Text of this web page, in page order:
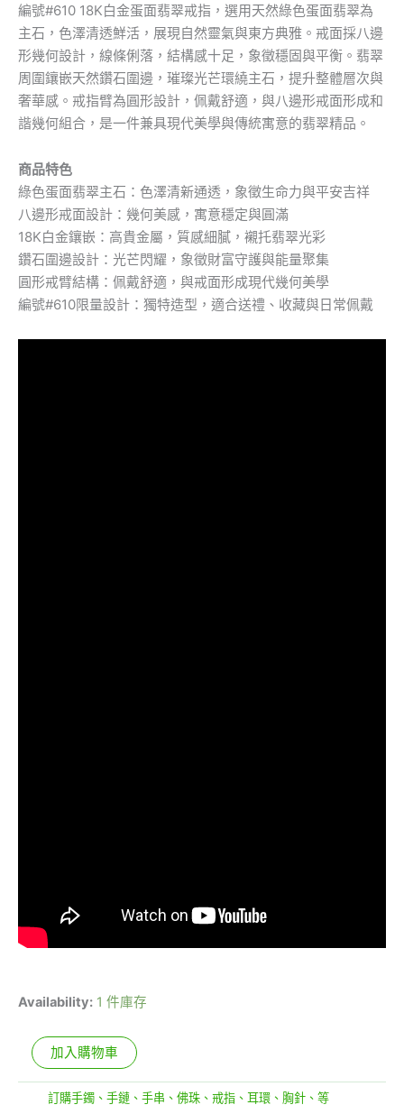
編號#610 18K白金蛋面翡翠戒指，選用天然綠色蛋面翡翠為
主石，色澤清透鮮活，展現自然靈氣與東方典雅。戒面採八邊
形幾何設計，線條俐落，結構感十足，象徵穩固與平衡。翡翠
周圍鑲嵌天然鑽石圍邊，璀璨光芒環繞主石，提升整體層次與
奢華感。戒指臂為圓形設計，佩戴舒適，與八邊形戒面形成和
諧幾何組合，是一件兼具現代美學與傳統寓意的翡翠精品。
商品特色
綠色蛋面翡翠主石：色澤清新通透，象徵生命力與平安吉祥
八邊形戒面設計：幾何美感，寓意穩定與圓滿
18K白金鑲嵌：高貴金屬，質感細膩，襯托翡翠光彩
鑽石圍邊設計：光芒閃耀，象徵財富守護與能量聚集
圓形戒臂結構：佩戴舒適，與戒面形成現代幾何美學
編號#610限量設計：獨特造型，適合送禮、收藏與日常佩戴
Availability: 1 件庫存
加入購物車
訂購手鐲、手鏈、手串、佛珠、戒指、耳環、胸針、等